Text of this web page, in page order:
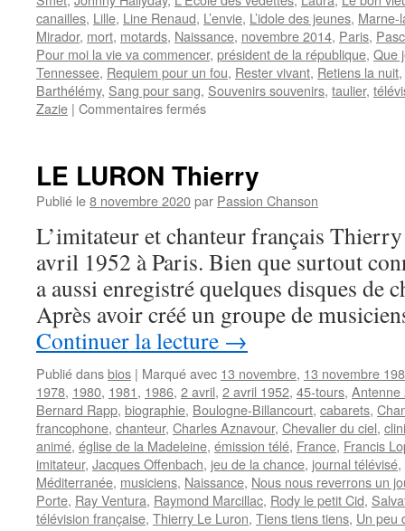
canailles, Lille, Line Renaud, L’envie, L’idole des jeunes, Marne-
Mirador, mort, motards, Naissance, novembre 2014, Paris,
Pour moi la vie va commencer, président de la république, Que
Tennessee, Requiem pour un fou, Rester vivant, Retiens la nuit,
Barthélémy, Sang pour sang, Souvenirs souvenirs, taulier,
Zazie | Commentaires ferméssur
LE LURON Thierry
Publié le8 novembre 2020par Passion Chanson
L’imitateur et chanteur français
avril 1952 à Paris. Bien que surtout
a aussi enregistré quelques disques de
Après avoir créé un groupe de
Continuer la lecture →
Publié dansbios | Marqué avec 13 novembre, 13 novembre
1978, 1980, 1981, 1986, 2 avril, 2 avril 1952, 45-tours, Antenne
Bernard Rapp, biographie, Boulogne-Billancourt, cabarets,
francophone, chanteur, Charles Aznavour, Chevalier du ciel,
animé, église de la Madeleine, émission télé, France, Francis
imitateur, Jacques Offenbach, jeu de la chance, journal télévisé,
Méditerranée, musiciens, Naissance, Nous nous reverrons un
Porte, Ray Ventura, Raymond Marcillac, Rody le petit Cid,
télévision française, Thierry Le Luron, Tiens tiens tiens, Un peu